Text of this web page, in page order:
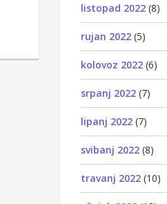
listopad 2022 (8)
rujan 2022 (5)
kolovoz 2022 (6)
srpanj 2022 (7)
lipanj 2022 (7)
svibanj 2022 (8)
travanj 2022 (10)